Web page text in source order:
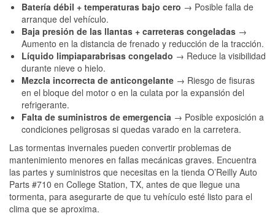
Batería débil + temperaturas bajo cero → Posible falla de
arranque del vehículo.
Baja presión de las llantas + carreteras congeladas →
Aumento en la distancia de frenado y reducción de la tracción.
Líquido limpiaparabrisas congelado → Reduce la visibilidad
durante nieve o hielo.
Mezcla incorrecta de anticongelante → Riesgo de fisuras
en el bloque del motor o en la culata por la expansión del
refrigerante.
Falta de suministros de emergencia → Posible exposición a
condiciones peligrosas si quedas varado en la carretera.
Las tormentas invernales pueden convertir problemas de
mantenimiento menores en fallas mecánicas graves. Encuentra
las partes y suministros que necesitas en la tienda O’Reilly Auto
Parts #710 en College Station, TX, antes de que llegue una
tormenta, para asegurarte de que tu vehículo esté listo para el
clima que se aproxima.